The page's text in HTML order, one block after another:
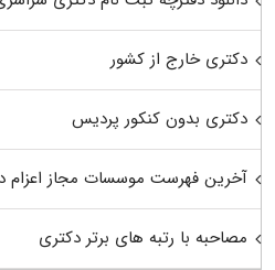
دکتری خارج از کشور
دکتری بدون کنکور پردیس
آخرین فهرست موسسات مجاز اعزام
مصاحبه با رتبه های برتر دکتری